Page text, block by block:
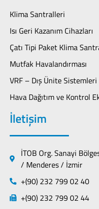
Klima Santralleri
Isı Geri Kazanım Cihazları
Çatı Tipi Paket Klima
Mutfak Havalandırması
VRF – Dış Ünite Sistemleri
Hava Dağıtım ve Kontrol
İletişim
İTOB Org. Sanayi
/ Menderes / İzmir
+(90) 232 799 02 40
+(90) 232 799 02 44